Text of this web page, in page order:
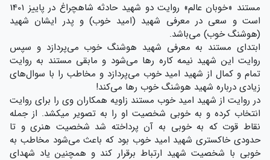
مستند «خوبان عالم» روایت دو شهید حادثه شاهچراغ در پاییز 1401
است و سعی در معرفی شهید (امید خوب) و پدر ایشان شهید
(هوشنگ خوب) می‌باشد.
ابتدای مستند به معرفی شهید هوشنگ خوب می‌پردازد و سپس
روایت این شهید نیمه کاره رها می‌شود و مابقی مستند به روایت
تمام و کمال از شهید امید خوب می‌پردازد و مخاطب را با سوال‌های
زیادی درباره شهید هوشنگ خوب رها می‌کند!
در روایت از شهید امید خوب مستند زاویه همکاران وی را برای روایت
انتخاب کرده و به خوبی شخصیت او را به تصویر میکشد. از جمله
نقاط قوت که به خوبی به آن پرداخته شد شخصیت هنری و تا
حدودی خاکستری شهید امید خوب بود که باعث می‌شود مخاطب به
خوبی با شخصیت شهید ارتباط برقرار کند و همچنین یاد شهدای